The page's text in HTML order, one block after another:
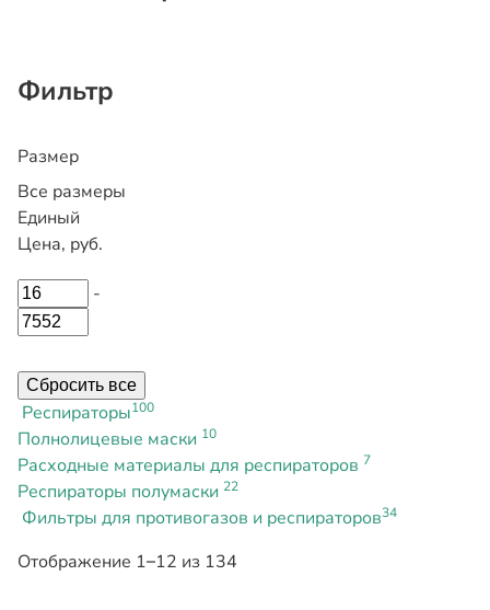
Фильтр
Размер
Все размеры
Единый
Цена, руб.
-
Сбросить все
Респираторы100
Полнолицевые маски 10
Расходные материалы для респираторов 7
Респираторы полумаски 22
Фильтры для противогазов и респираторов34
Отображение 1–12 из 134